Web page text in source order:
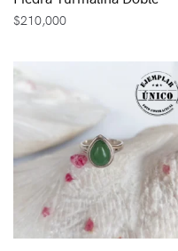
$210,000